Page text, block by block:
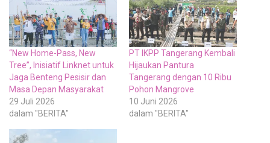
“New Home-Pass, New
Tree”, Inisiatif Linknet untuk
Jaga Benteng Pesisir dan
Masa Depan Masyarakat
29 Juli 2026
dalam "BERITA"
PT IKPP Tangerang Kembali
Hijaukan Pantura
Tangerang dengan 10 Ribu
Pohon Mangrove
10 Juni 2026
dalam "BERITA"